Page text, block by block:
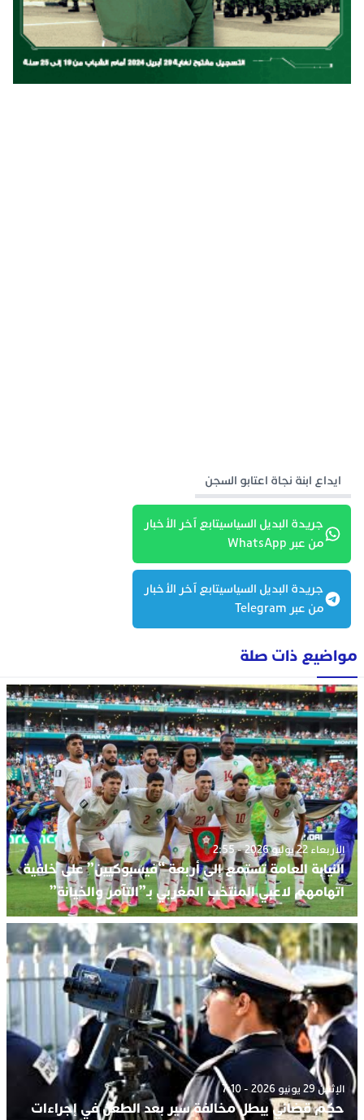
ايداع ابنة نجاة اعتابو السجن
جريدة البديل السياسيتابع آخر الأخبار
من عبر WhatsApp
جريدة البديل السياسيتابع آخر الأخبار
من عبر Telegram
مواضيع ذات صلة
الأربعاء 22 يوليو 2026 - 2:55
النيابة العامة تستمع إلى أربعة “فيسبوكيين” على خلفية
اتهامهم لاعبي المنتخب المغربي بـ”التآمر والخيانة”
الإثنين 29 يونيو 2026 - 7:10
حكم قضائي يبطل مخالفة سير بعد الطعن في إجراءات